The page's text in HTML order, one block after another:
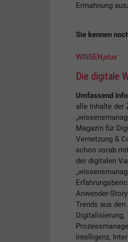
Ermahnung
Sie kennen
WISSEN plus
Die digitale
Umfassend
alle Inhalte der
Magazin für
Vernetzung &
schon vorab
der digitalen
Anwender-
Trends aus den
Digitalisierung,
Intelligenz,